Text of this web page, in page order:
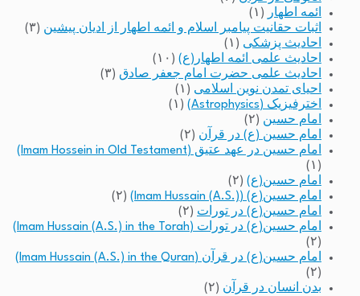
ائمه اطهار
(۱)
اثبات حقانیت پیامبر اسلام و ائمه اطهار از ادیان پیشین (۳)
احادیث پزشکی (۱)
احادیث علمی ائمه اطهار(ع) (۱۰)
احادیث علمی حضرت امام جعفر صادق (۳)
احیای تمدن نوین اسلامی (۱)
اخترفیزیک (Astrophysics)
(۱)
امام حسین (۲)
امام حسین (ع) در قرآن (۲)
امام حسین در عهد عتیق (Imam Hossein in Old Testament)
(۱)
امام حسین(ع) (۲)
امام حسین(ع) (Imam Hussain (A.S.))
(۲)
امام حسین(ع) در تورات (۲)
امام حسین(ع) در تورات (Imam Hussain (A.S.) in the Torah)
(۲)
امام حسین(ع) در قرآن (Imam Hussain (A.S.) in the Quran)
(۲)
بدن انسان در قرآن (۲)